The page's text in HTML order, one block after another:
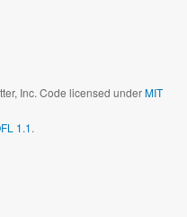
Inc. Code licensed underMIT
1.1.